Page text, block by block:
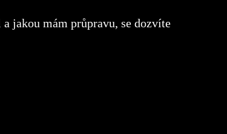
jakou mám průpravu, se dozvíte